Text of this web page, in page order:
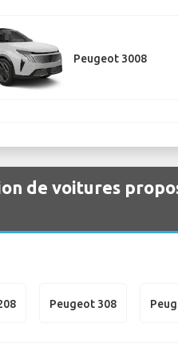
Peugeot 3008
de voitures
Peugeot 308